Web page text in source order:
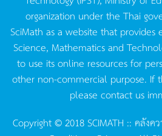
organization under the Thai
SciMath as a website that provides
Science, Mathematics and
to use its online resources for
other non-commercial purpose. If
please contact us
Copyright © 2018 SCIMATH :: คลังค